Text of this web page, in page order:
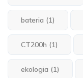
bateria (1)
CT200h (1)
ekologia (1)